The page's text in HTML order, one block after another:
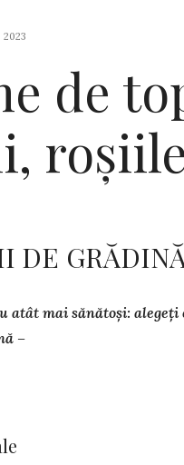
2023
de
DE
mai sănătoși: alegeți
–